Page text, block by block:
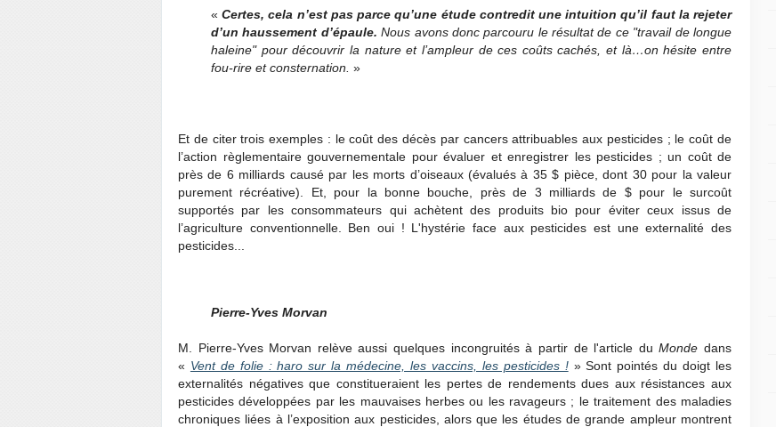
«Certes, cela n’est pas parce qu’une étude contredit une intuition qu’il faut la rejeter
d’un haussement d’épaule. Nous avons donc parcouru le résultat de ce "travail de longue
haleine" pour découvrir la nature et l’ampleur de ces coûts cachés, et là…on hésite entre
fou-rire et consternation. »
Et de citer trois exemples : le coût des décès par cancers attribuables aux pesticides ; le coût de
l’action règlementaire gouvernementale pour évaluer et enregistrer les pesticides ; un coût de
près de 6 milliards causé par les morts d’oiseaux (évalués à 35 $ pièce, dont 30 pour la valeur
purement récréative). Et, pour la bonne bouche, près de 3 milliards de $ pour le surcoût
supportés par les consommateurs qui achètent des produits bio pour éviter ceux issus de
l’agriculture conventionnelle. Ben oui ! L'hystérie face aux pesticides est une externalité des
pesticides...
Pierre-Yves Morvan
M. Pierre-Yves Morvan relève aussi quelques incongruités à partir de l'article duMonde dans
« Vent de folie : haro sur la médecine, les vaccins, les pesticides ! » Sont pointés du doigt les
externalités négatives que constitueraient les pertes de rendements dues aux résistances aux
pesticides développées par les mauvaises herbes ou les ravageurs ; le traitement des maladies
chroniques liées à l’exposition aux pesticides, alors que les études de grande ampleur montrent